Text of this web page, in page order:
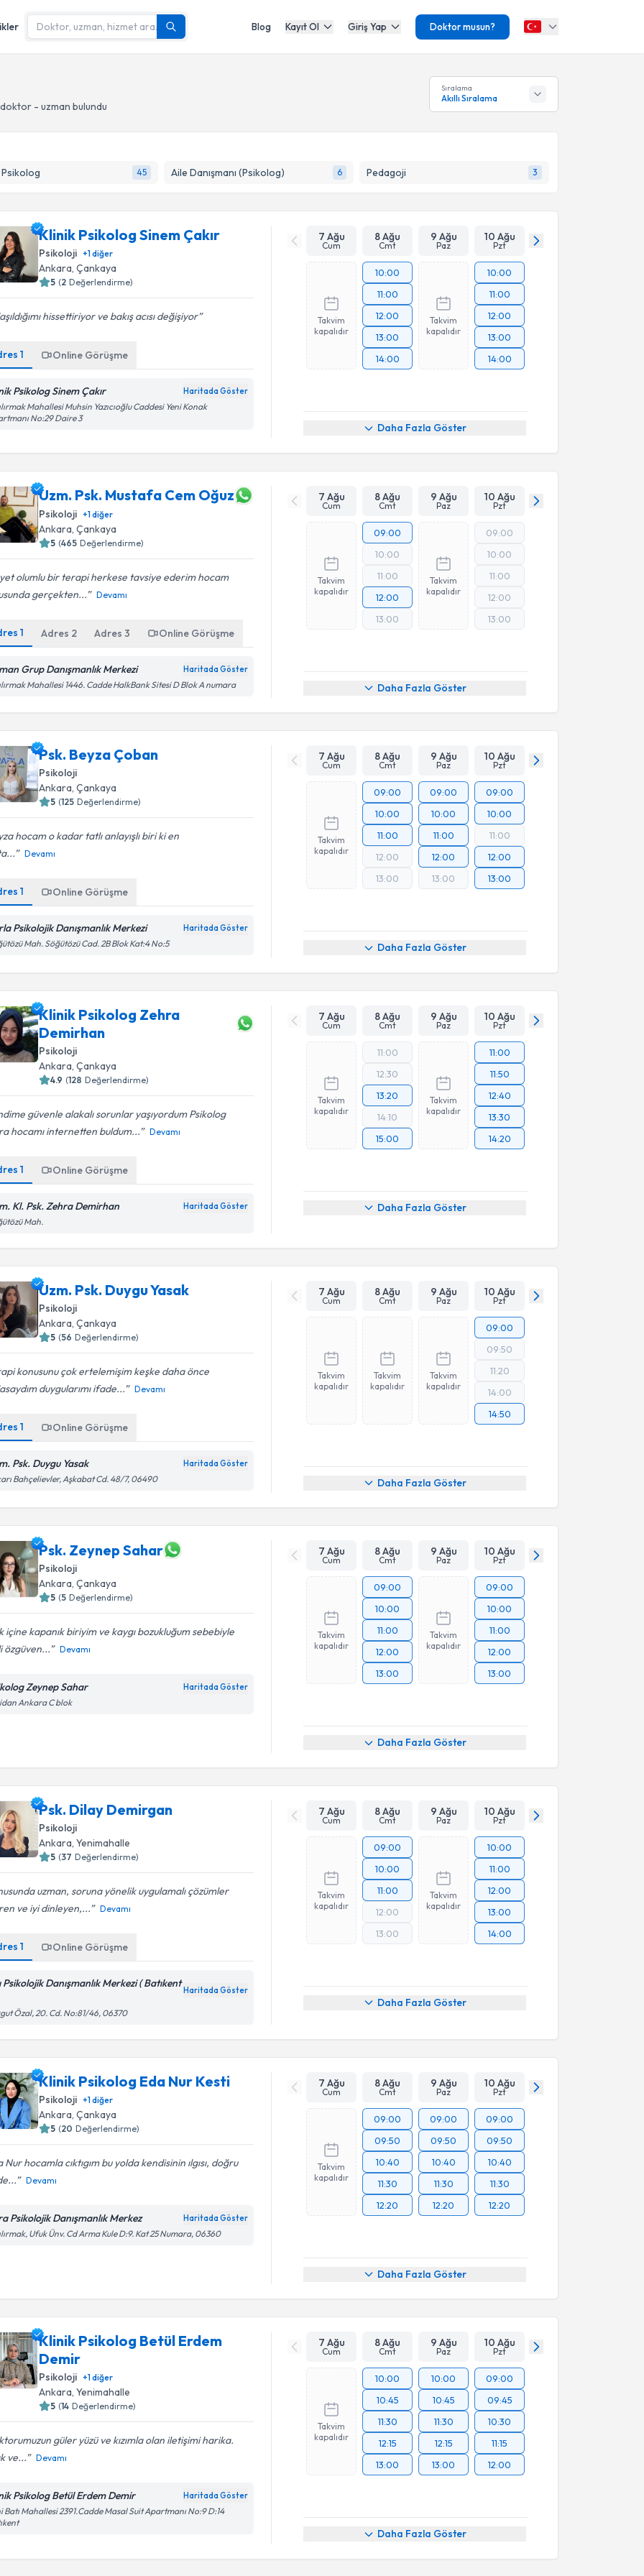
Blog Kayıt Ol Giriş Yap Doktor musun?
- uzman bulundu
Sıralama
Akıllı Sıralama
45 Aile Danışmanı (Psikolog) 6 Pedagoji 3
Klinik Psikolog Sinem Çakır
Psikoloji +1diğer
Ankara, Çankaya
5 (2 Değerlendirme)
hissettiriyor ve bakış acısı değişiyor
1 Online Görüşme
Psikolog Sinem Çakır Haritada Göster
Mahallesi Muhsin Yazıcıoğlu Caddesi Yeni Konak
No:29 Daire 3
7 Ağu
Cum
8 Ağu
Cmt
9 Ağu
Paz
10 Ağu
Pzt
Takvim
kapalıdır
10:00
11:00
12:00
13:00
14:00
Takvim
kapalıdır
10:00
11:00
12:00
13:00
14:00
Daha Fazla Göster
Uzm. Psk. Mustafa Cem Oğuz
Psikoloji +1diğer
Ankara , Çankaya
5 (465 Değerlendirme)
olumlu bir terapi herkese tavsiye ederim hocam
gerçekten...
Devamı
1 Adres 2 Adres3 Online Görüşme
Grup Danışmanlık Merkezi Haritada Göster
Mahallesi 1446. Cadde HalkBank Sitesi D Blok A numara
7 Ağu
Cum
8 Ağu
Cmt
9 Ağu
Paz
10 Ağu
Pzt
Takvim
kapalıdır
09:00
10:00
11:00
12:00
13:00
Takvim
kapalıdır
09:00
10:00
11:00
12:00
13:00
Daha Fazla Göster
Psk. Beyza Çoban
Psikoloji
Ankara, Çankaya
5 (125 Değerlendirme)
hocam o kadar tatlı anlayışlı biri ki en
Devamı
1 Online Görüşme
Psikolojik Danışmanlık Merkezi Haritada Göster
Mah. Söğütözü Cad. 2B Blok Kat:4 No:5
7 Ağu
Cum
8 Ağu
Cmt
9 Ağu
Paz
10 Ağu
Pzt
Takvim
kapalıdır
09:00
10:00
11:00
12:00
13:00
09:00
10:00
11:00
12:00
13:00
09:00
10:00
11:00
12:00
13:00
Daha Fazla Göster
Klinik Psikolog Zehra
Demirhan
Psikoloji
Ankara , Çankaya
4.9 (128 Değerlendirme)
güvenle alakalı sorunlar yaşıyordum Psikolog
hocamı internetten buldum...
Devamı
1 Online Görüşme
Kl. Psk. Zehra Demirhan Haritada Göster
Mah.
7 Ağu
Cum
8 Ağu
Cmt
9 Ağu
Paz
10 Ağu
Pzt
Takvim
kapalıdır
11:00
12:30
13:20
14:10
15:00
Takvim
kapalıdır
11:00
11:50
12:40
13:30
14:20
Daha Fazla Göster
Uzm. Psk. Duygu Yasak
Psikoloji
Ankara , Çankaya
5 (56 Değerlendirme)
konusunu çok ertelemişim keşke daha önce
duygularımı ifade...
Devamı
1 Online Görüşme
Psk. Duygu Yasak Haritada Göster
Bahçelievler, Aşkabat Cd. 48/7, 06490
7 Ağu
Cum
8 Ağu
Cmt
9 Ağu
Paz
10 Ağu
Pzt
Takvim
kapalıdır
Takvim
kapalıdır
Takvim
kapalıdır
09:00
09:50
11:20
14:00
14:50
Daha Fazla Göster
Psk. Zeynep Sahar
Psikoloji
Ankara, Çankaya
5 (5 Değerlendirme)
içine kapanık biriyim ve kaygı bozukluğum sebebiyle
özgüven...
Devamı
Zeynep Sahar Haritada Göster
Ankara C blok
7 Ağu
Cum
8 Ağu
Cmt
9 Ağu
Paz
10 Ağu
Pzt
Takvim
kapalıdır
09:00
10:00
11:00
12:00
13:00
Takvim
kapalıdır
09:00
10:00
11:00
12:00
13:00
Daha Fazla Göster
Psk. Dilay Demirgan
Psikoloji
Ankara , Yenimahalle
5 (37 Değerlendirme)
uzman, soruna yönelik uygulamalı çözümler
ve iyi dinleyen,...
Devamı
1 Online Görüşme
Psikolojik Danışmanlık Merkezi ( Batıkent
Haritada Göster
Özal, 20. Cd. No:81/46, 06370
7 Ağu
Cum
8 Ağu
Cmt
9 Ağu
Paz
10 Ağu
Pzt
Takvim
kapalıdır
09:00
10:00
11:00
12:00
13:00
Takvim
kapalıdır
10:00
11:00
12:00
13:00
14:00
Daha Fazla Göster
Klinik Psikolog Eda Nur Kesti
Psikoloji +1diğer
Ankara , Çankaya
5 (20 Değerlendirme)
Nur hocamla cıktıgım bu yolda kendisinin ılgısı, doğru
Devamı
Psikolojik Danışmanlık Merkez Haritada Göster
Ufuk Ünv. Cd Arma Kule D:9. Kat 25 Numara, 06360
7 Ağu
Cum
8 Ağu
Cmt
9 Ağu
Paz
10 Ağu
Pzt
Takvim
kapalıdır
09:00
09:50
10:40
11:30
12:20
09:00
09:50
10:40
11:30
12:20
09:00
09:50
10:40
11:30
12:20
Daha Fazla Göster
Klinik Psikolog Betül Erdem
Demir
Psikoloji +1diğer
Ankara, Yenimahalle
5 (14 Değerlendirme)
güler yüzü ve kızımla olan iletişimi harika.
ve...
Devamı
Psikolog Betül Erdem Demir Haritada Göster
Batı Mahallesi 2391.Cadde Masal Suit Apartmanı No:9 D:14
7 Ağu
Cum
8 Ağu
Cmt
9 Ağu
Paz
10 Ağu
Pzt
Takvim
kapalıdır
10:00
10:45
11:30
12:15
13:00
10:00
10:45
11:30
12:15
13:00
09:00
09:45
10:30
11:15
12:00
Daha Fazla Göster